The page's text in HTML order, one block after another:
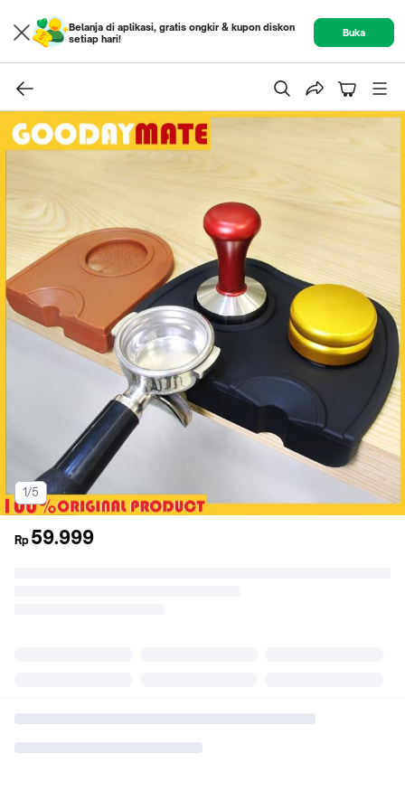
Belanja di aplikasi, gratis ongkir & kupon diskon
setiap hari!
Buka
1/5
Rp 59.999